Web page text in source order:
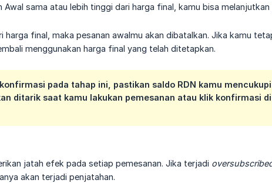
sama atau lebih tinggi dari harga final, kamu bisa
harga final, maka pesanan awalmu akan dibatalkan. Jika kamu
menggunakan harga final yang telah ditetapkan.
pada tahap ini, pastikan saldo RDN kamu
ditarik saat kamu lakukan pemesanan atau klik konfirmasi
jatah efek pada setiap pemesanan. Jika terjadi
akan terjadi penjatahan.